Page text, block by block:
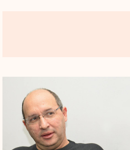
לאחר שכ"ץ נכנס לתפקיד שר
ישראל פקוקים כפי שמעולם לא
תשתיות, והוא אכן ראוי
אך תחום התחבורה הוא כזה שבו
גדולים. מבקריו מציינים כי